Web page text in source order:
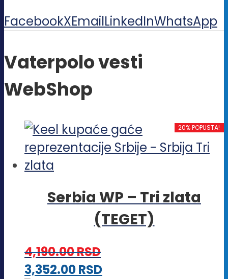
FacebookXEmailLinkedInWhatsApp
Vaterpolo vesti
WebShop
20% POPUSTA!
Serbia WP – Tri zlata
(TEGET)
4,190.00RSD
3,352.00RSDOvaj